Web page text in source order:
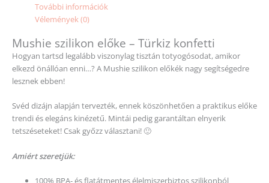
További információk
Vélemények (0)
Mushie szilikon előke – Türkiz konfetti
Hogyan tartsd legalább viszonylag tisztán totyogósodat, amikor
elkezd önállóan enni…? A Mushie szilikon előkék nagy segítségedre
lesznek ebben!
Svéd dizájn alapján tervezték, ennek köszönhetően a praktikus előke
trendi és elegáns kinézetű. Mintái pedig garantáltan elnyerik
tetszéseteket! Csak győzz választani! 🙂
Amiért szeretjük:
100% BPA- és flatátmentes élelmiszerbiztos szilikonból